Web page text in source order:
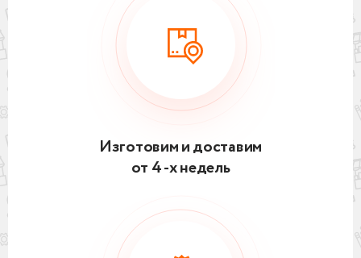
Изготовим и доставим
от 4 -х недель